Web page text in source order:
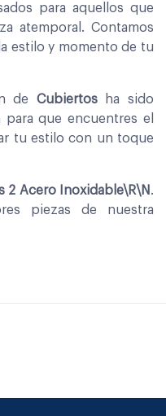
para aquellos que
atemporal. Contamos
estilo y momento de tu
de Cubiertosha sido
para que encuentres el
tu estilo con un toque
2 Acero Inoxidable\R\N .
piezas de nuestra